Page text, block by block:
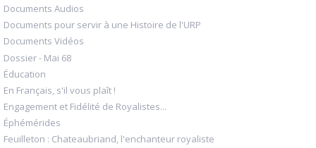
Documents Audios
Documents pour servir à une Histoire de l'URP
Documents Vidéos
Dossier - Mai 68
Éducation
En Français, s'il vous plaît !
Engagement et Fidélité de Royalistes...
Éphémérides
Feuilleton : Chateaubriand, l'enchanteur royaliste